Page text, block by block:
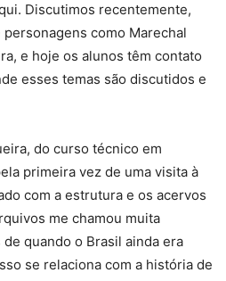
Discutimos recentemente,
como Marechal
e hoje os alunos têm contato
esses temas são discutidos e
do curso técnico em
primeira vez de uma visita à
com a estrutura e os acervos
me chamou muita
quando o Brasil ainda era
se relaciona com a história de